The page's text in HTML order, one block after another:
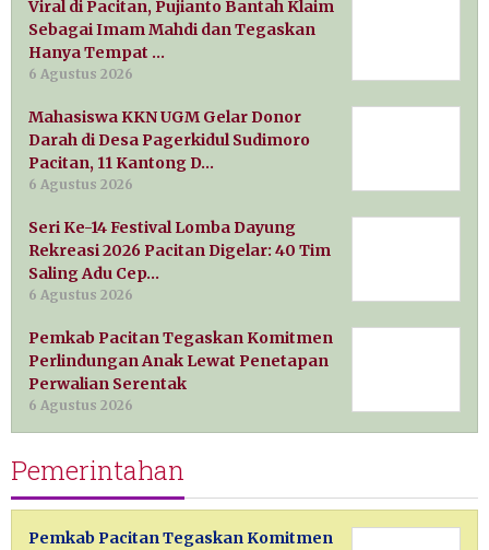
Viral di Pacitan, Pujianto Bantah Klaim
Sebagai Imam Mahdi dan Tegaskan
Hanya Tempat …
6 Agustus 2026
Mahasiswa KKN UGM Gelar Donor
Darah di Desa Pagerkidul Sudimoro
Pacitan, 11 Kantong D…
6 Agustus 2026
Seri Ke-14 Festival Lomba Dayung
Rekreasi 2026 Pacitan Digelar: 40 Tim
Saling Adu Cep…
6 Agustus 2026
Pemkab Pacitan Tegaskan Komitmen
Perlindungan Anak Lewat Penetapan
Perwalian Serentak
6 Agustus 2026
Pemerintahan
Pemkab Pacitan Tegaskan Komitmen